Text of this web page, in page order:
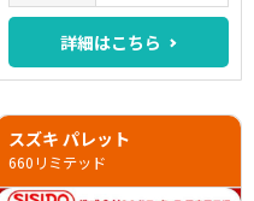
詳細はこちら
スズキ パレット
660リミテッド